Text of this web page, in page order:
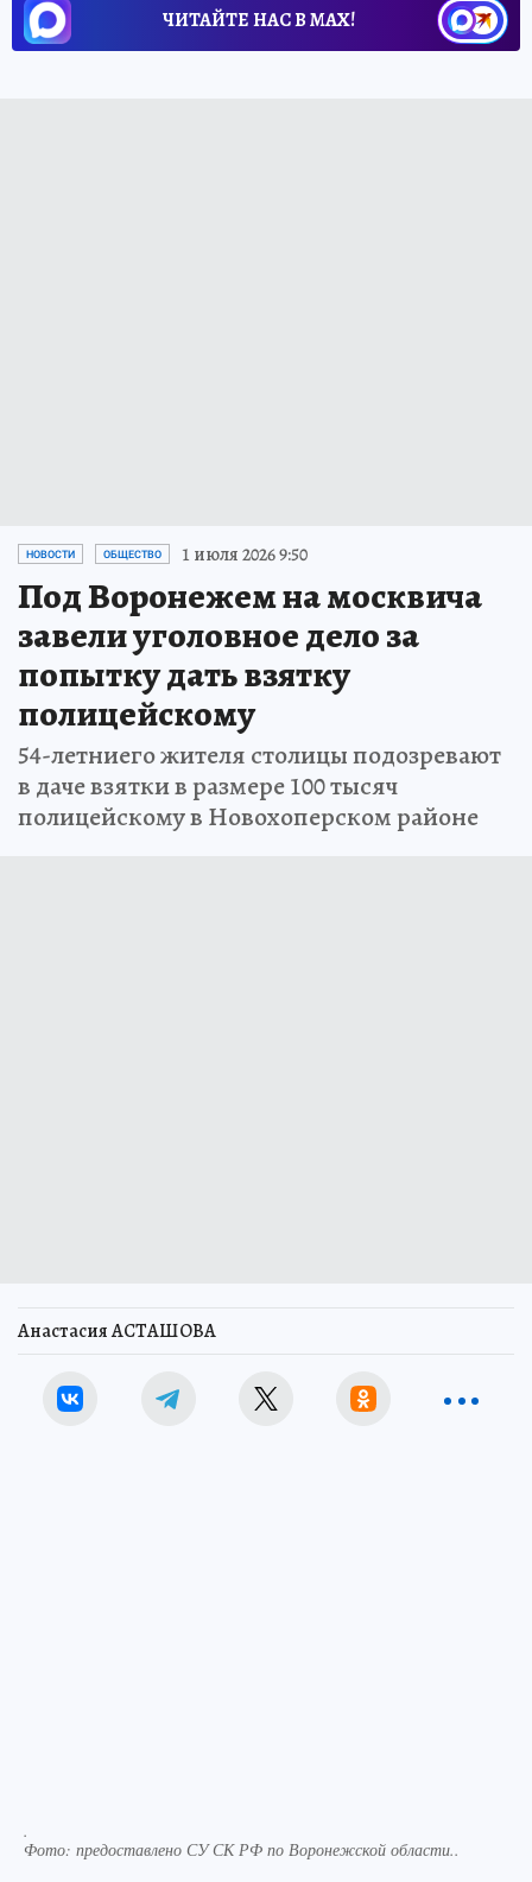
ЧИТАЙТЕ НАС В МАХ!
НОВОСТИ ОБЩЕСТВО 1 июля 2026 9:50
Под Воронежем на москвича
завели уголовное дело за
попытку дать взятку
полицейскому
54-летниего жителя столицы подозревают
в даче взятки в размере 100 тысяч
полицейскому в Новохоперском районе
Анастасия АСТАШОВА
.
Фото: предоставлено СУ СК РФ по Воронежской области..